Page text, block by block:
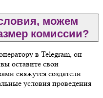
можем
комиссии?
в Telegram, он
оставите свои
свяжутся создатели
условия проведения